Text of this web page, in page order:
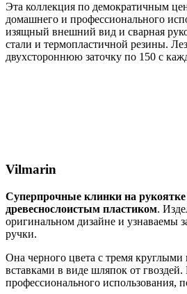
Эта коллекция по демократичным
домашнего и профессионального
изящный внешний вид и сварная
стали и термопластичной резины.
двухстороннюю заточку по 150 с
Vilmarin
Суперпрочные клинки на рукоятке
древеснослоистым пластиком.
оригинальном дизайне и узнаваемы
ручки.
Она черного цвета с тремя круглыми
вставками в виде шляпок от
профессионального использования,